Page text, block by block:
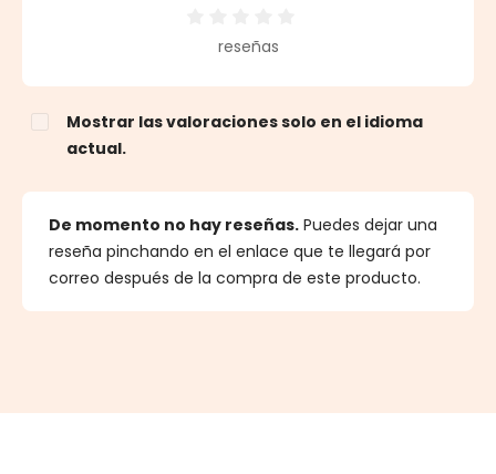
Calificación promedio de 0 de 5 estrellas
reseñas
Mostrar las valoraciones solo en el idioma
actual.
De momento no hay reseñas. Puedes dejar una
reseña pinchando en el enlace que te llegará por
correo después de la compra de este producto.